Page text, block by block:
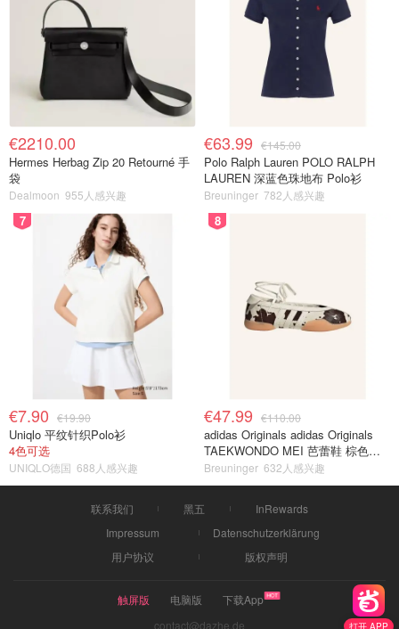
打开 APP
€2210.00
Hermes Herbag Zip 20 Retourné 手
袋
Dealmoon 955人感兴趣
€63.99 €145.00
Polo Ralph Lauren POLO RALPH
LAUREN 深蓝色珠地布 Polo衫
Breuninger 782人感兴趣
7
€7.90 €19.90
Uniqlo 平纹针织Polo衫
4色可选
UNIQLO德国 688人感兴趣
8
€47.99 €110.00
adidas Originals adidas Originals
TAEKWONDO MEI 芭蕾鞋 棕色米
色
Breuninger 632人感兴趣
联系我们 黑五
InRewards
Impressum
Datenschutzerklärung
用户协议
版权声明
触屏版 电脑版
下载App
contact@dazhe.de